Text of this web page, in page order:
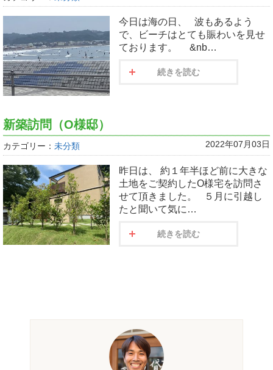
今日は海の日、 波もあるよう
で、ビーチはとても賑わいを見せ
ております。 &nb…
続きを読む
新築訪問（O様邸）
カテゴリー： 未分類 2022年07月03日
昨日は、 約１年半ほど前に大きな
土地をご契約したO様宅を訪問さ
せて頂きました。 ５月に引越し
たと聞いて気に…
続きを読む